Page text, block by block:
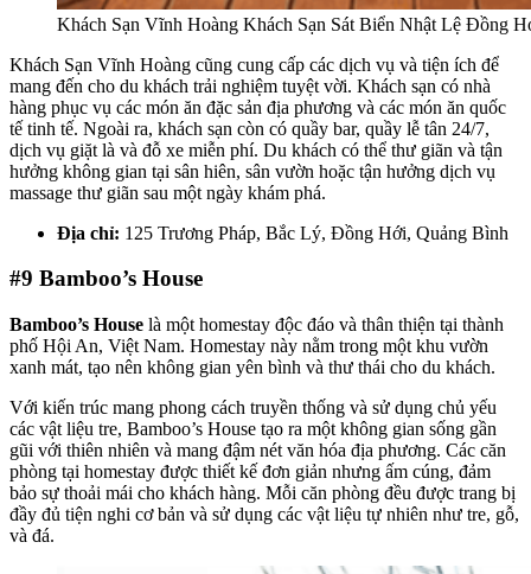
Khách Sạn Vĩnh Hoàng Khách Sạn Sát Biển Nhật Lệ Đồng
Khách Sạn Vĩnh Hoàng cũng cung cấp các dịch vụ và tiện ích để
mang đến cho du khách trải nghiệm tuyệt vời. Khách sạn có nhà
hàng phục vụ các món ăn đặc sản địa phương và các món ăn quốc
tế tinh tế. Ngoài ra, khách sạn còn có quầy bar, quầy lễ tân 24/7,
dịch vụ giặt là và đỗ xe miễn phí. Du khách có thể thư giãn và tận
hưởng không gian tại sân hiên, sân vườn hoặc tận hưởng dịch vụ
massage thư giãn sau một ngày khám phá.
Địa chỉ: 125 Trương Pháp, Bắc Lý, Đồng Hới, Quảng Bình
#9 Bamboo’s House
Bamboo’s House là một homestay độc đáo và thân thiện tại thành
phố Hội An, Việt Nam. Homestay này nằm trong một khu vườn
xanh mát, tạo nên không gian yên bình và thư thái cho du khách.
Với kiến trúc mang phong cách truyền thống và sử dụng chủ yếu
các vật liệu tre, Bamboo’s House tạo ra một không gian sống gần
gũi với thiên nhiên và mang đậm nét văn hóa địa phương. Các căn
phòng tại homestay được thiết kế đơn giản nhưng ấm cúng, đảm
bảo sự thoải mái cho khách hàng. Mỗi căn phòng đều được trang bị
đầy đủ tiện nghi cơ bản và sử dụng các vật liệu tự nhiên như tre, gỗ,
và đá.